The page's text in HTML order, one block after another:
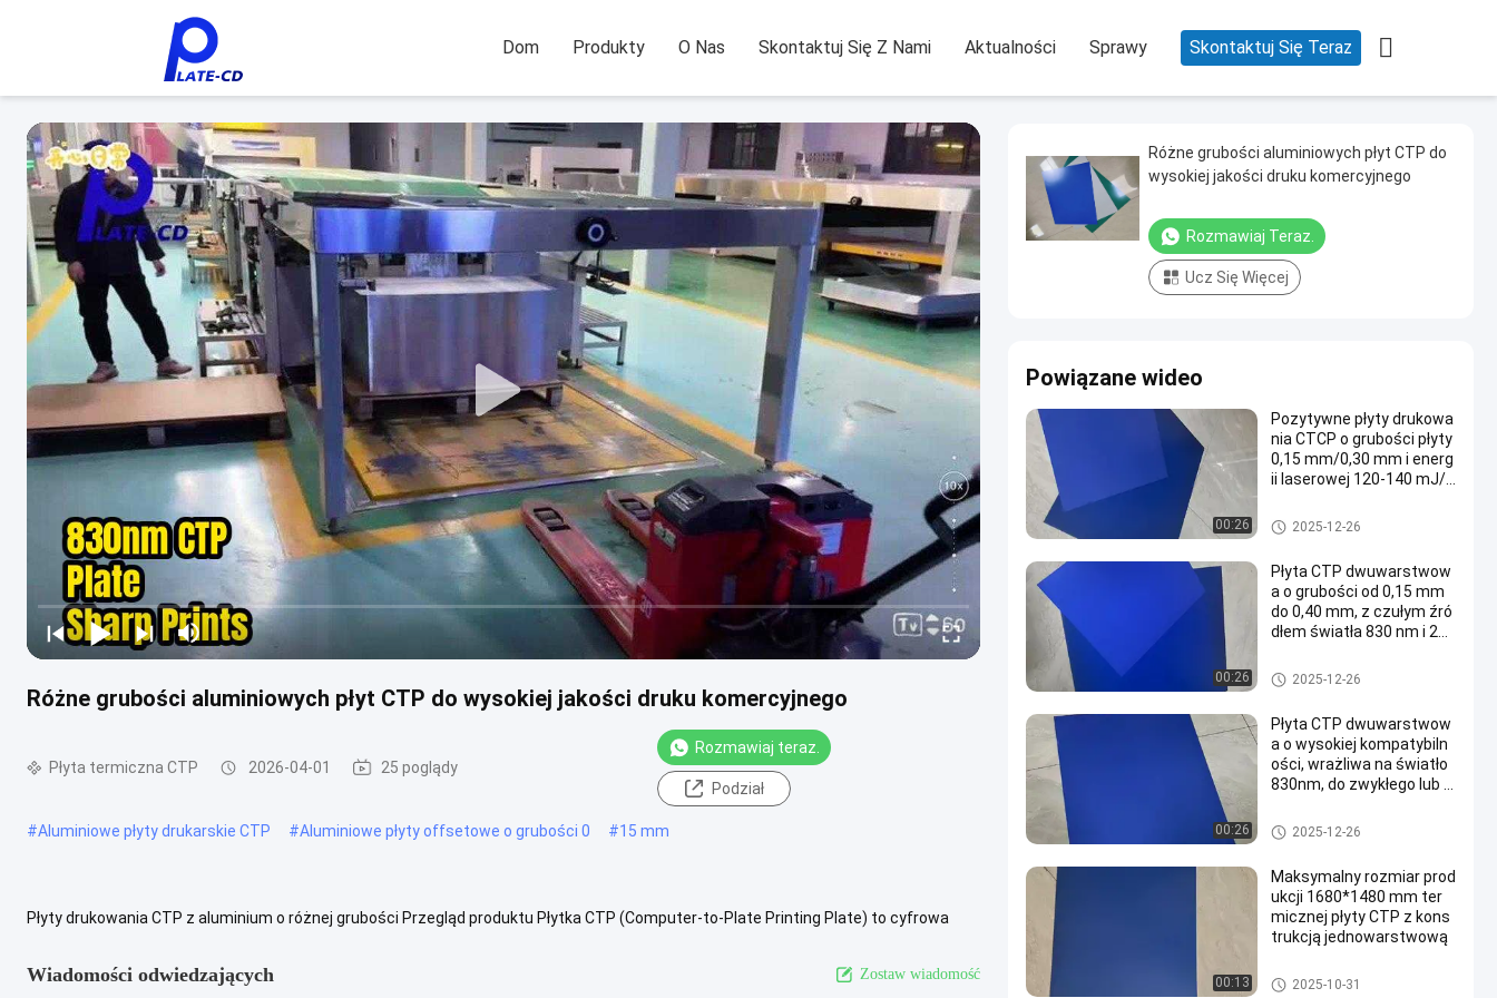
Dom Produkty O Nas Skontaktuj Się Z Nami Aktualności Sprawy Skontaktuj Się Teraz 
Różne grubości aluminiowych płyt CTP do wysokiej jakości druku komercyjnego
Płyta termiczna CTP 2026-04-01 25 poglądy
Rozmawiaj teraz.
Podział
#Aluminiowe płyty drukarskie CTP #Aluminiowe płyty offsetowe o grubości 0 #15 mm
Płyty drukowania CTP z aluminium o różnej grubości Przegląd produktu Płytka CTP (Computer-to-Plate Printing Plate) to cyfrowa
Wiadomości odwiedzających Zostaw wiadomość
Różne grubości aluminiowych płyt CTP do
wysokiej jakości druku komercyjnego
Rozmawiaj Teraz.
Ucz Się Więcej
Powiązane wideo
00:26
Pozytywne płyty drukowa
nia CTCP o grubości płyty
0,15 mm/0,30 mm i energ
ii laserowej 120-140 mJ/c
arek
Płyty drukarskie CTCP
2025-12-26
00:26
Płyta CTP dwuwarstwow
a o grubości od 0,15 mm
do 0,40 mm, z czułym źró
dłem światła 830 nm i 24-
Dwuwarstwowa płyta CTP
2025-12-26
00:26
Płyta CTP dwuwarstwow
a o wysokiej kompatybiln
ości, wrażliwa na światło
830nm, do zwykłego lub U
Dwuwarstwowa płyta CTP
2025-12-26
00:13
Maksymalny rozmiar prod
ukcji 1680*1480 mm ter
micznej płyty CTP z kons
trukcją jednowarstwową
Płyta termiczna CTP
2025-10-31